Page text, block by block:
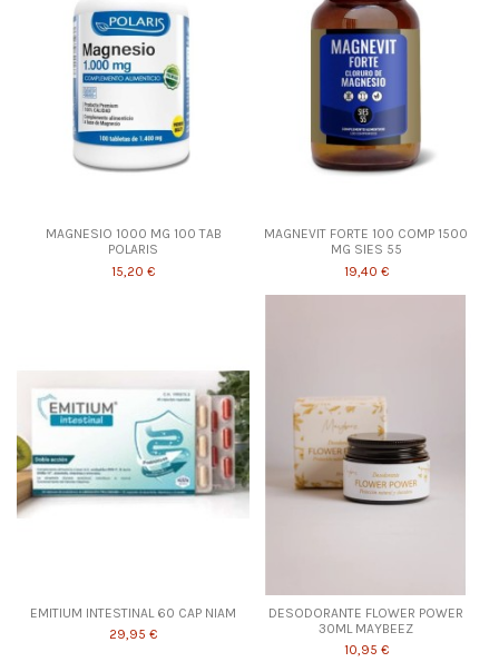
MAGNESIO 1000 MG 100 TAB
POLARIS
15,20 €
MAGNEVIT FORTE 100 COMP 1500
MG SIES 55
19,40 €
EMITIUM INTESTINAL 60 CAP NIAM
29,95 €
DESODORANTE FLOWER POWER
30ML MAYBEEZ
10,95 €